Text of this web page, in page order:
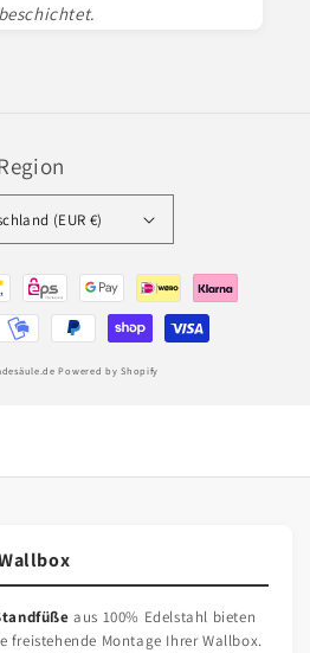
.
(EUR €)
Powered by Shopify
aus 100% Edelstahl bieten
freistehende Montage Ihrer Wallbox.